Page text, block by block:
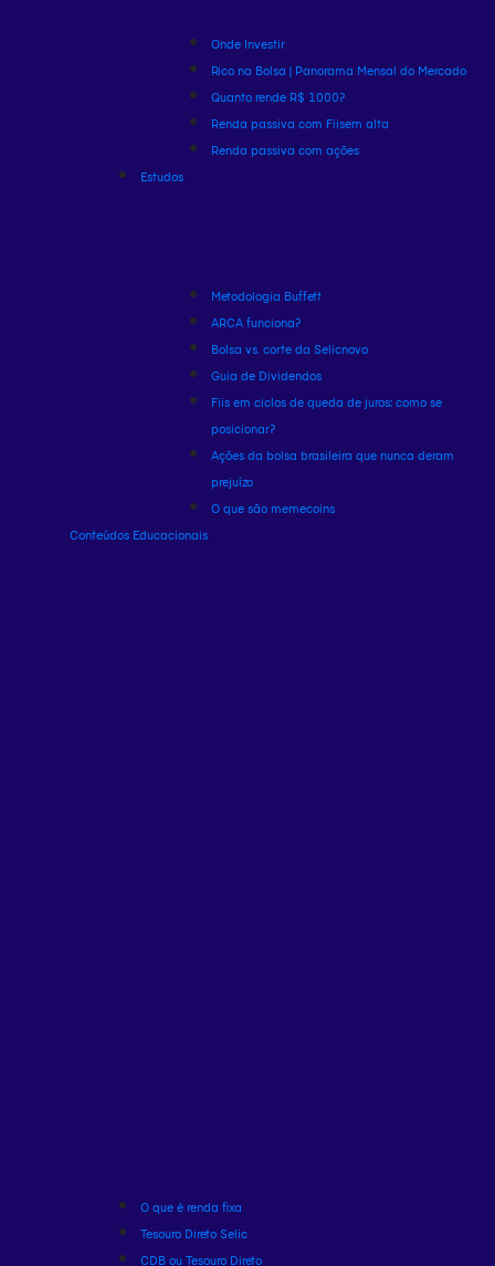
Onde Investir
Rico na Bolsa | Panorama Mensal do Mercado
Quanto rende R$ 1000?
Renda passiva com Fiisem alta
Renda passiva com ações
Estudos
Metodologia Buffett
ARCA funciona?
Bolsa vs. corte da Selicnovo
Guia de Dividendos
Fiis em ciclos de queda de juros: como se
posicionar?
Ações da bolsa brasileira que nunca deram
prejuízo
O que são memecoins
Conteúdos Educacionais
O que é renda fixa
Tesouro Direto Selic
CDB ou Tesouro Direto